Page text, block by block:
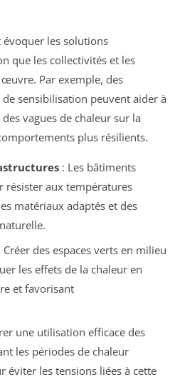
évoquer les solutions
que les collectivités et les
Par exemple, des
sensibilisation peuvent aider à
vagues de chaleur sur la
plus résilients.
: Les bâtiments
résister aux températures
matériaux adaptés et des
des espaces verts en milieu
les effets de la chaleur en
et favorisant
une utilisation efficace des
les périodes de chaleur
éviter les tensions liées à cette